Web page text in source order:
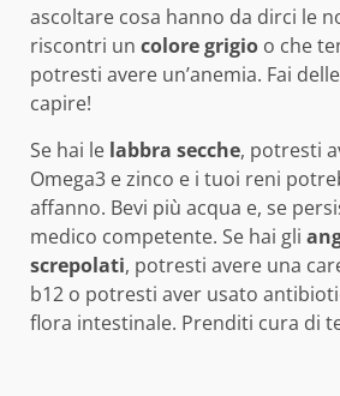
ascoltare cosa hanno da dirci le
riscontri un colore grigio o che
potresti avere un’anemia. Fai
capire!
Se hai le labbra secche, potresti
Omega3 e zinco e i tuoi reni
affanno. Bevi più acqua e, se
medico competente. Se hai gli
screpolati, potresti avere una
b12 o potresti aver usato
flora intestinale. Prenditi cura di